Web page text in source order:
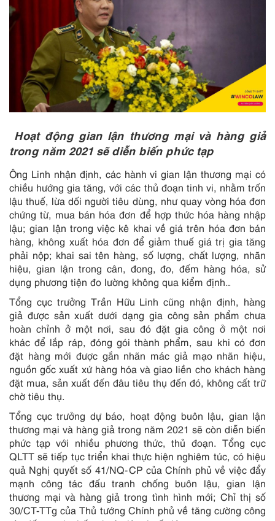
Hoạt động gian lận thương mại và hàng giả
trong năm 2021 sẽ diễn biến phức tạp
Ông Linh nhận định, các hành vi gian lận thương mại có
chiều hướng gia tăng, với các thủ đoạn tinh vi, nhằm trốn
lậu thuế, lừa dối người tiêu dùng, như quay vòng hóa đơn
chứng từ, mua bán hóa đơn để hợp thức hóa hàng nhập
lậu; gian lận trong việc kê khai về giá trên hóa đơn bán
hàng, không xuất hóa đơn để giảm thuế giá trị gia tăng
phải nộp; khai sai tên hàng, số lượng, chất lượng, nhãn
hiệu, gian lận trong cân, đong, đo, đếm hàng hóa, sử
dụng phương tiện đo lường không qua kiểm định…
Tổng cục trưởng Trần Hữu Linh cũng nhận định, hàng
giả được sản xuất dưới dạng gia công sản phẩm chưa
hoàn chỉnh ở một nơi, sau đó đặt gia công ở một nơi
khác để lắp ráp, đóng gói thành phẩm, sau khi có đơn
đặt hàng mới được gắn nhãn mác giả mạo nhãn hiệu,
nguồn gốc xuất xứ hàng hóa và giao liền cho khách hàng
đặt mua, sản xuất đến đâu tiêu thụ đến đó, không cất trữ
chờ tiêu thụ.
Tổng cục trưởng dự báo, hoạt động buôn lậu, gian lận
thương mại và hàng giả trong năm 2021 sẽ còn diễn biến
phức tạp với nhiều phương thức, thủ đoạn. Tổng cục
QLTT sẽ tiếp tục triển khai thực hiện nghiêm túc, có hiệu
quả Nghị quyết số 41/NQ-CP của Chính phủ về việc đẩy
mạnh công tác đấu tranh chống buôn lậu, gian lận
thương mại và hàng giả trong tình hình mới; Chỉ thị số
30/CT-TTg của Thủ tướng Chính phủ về tăng cường công